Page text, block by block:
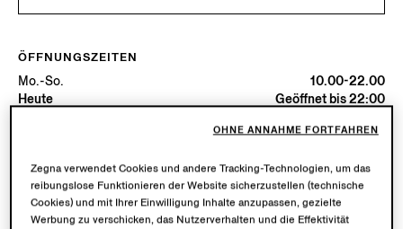
ÖFFNUNGSZEITEN
Mo.-So.
10.00-22.00
Heute
Geöffnet bis 22:00
Lieferung in die Boutique nicht verfügbar.
Rückgabe in der Boutique möglich. Erfahren Siehiermehr.
Zegna verwendet Cookies und andere Tracking-Technologien, um das
reibungslose Funktionieren der Website sicherzustellen (technische
Cookies) und mit Ihrer Einwilligung Inhalte anzupassen, gezielte
Werbung zu verschicken, das Nutzerverhalten und die Effektivität
OHNE ANNAHME FORTFAHREN